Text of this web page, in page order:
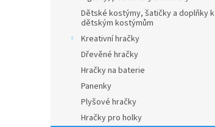
Dětské kostýmy, šatičky a doplňky k
dětským kostýmům
Kreativní hračky
Dřevěné hračky
Hračky na baterie
Panenky
Plyšové hračky
Hračky pro holky